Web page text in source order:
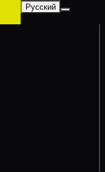
Русский